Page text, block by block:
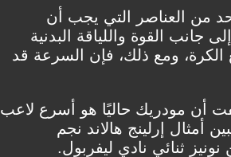
من العناصر التي يجب أن
جانب القوة واللياقة البدنية
الكرة، ومع ذلك، فإن السرعة قد
أن مودريك حاليًا هو أسرع لاعب
أمثال إرلينج هالاند نجم
ثنائي نادي ليفربول.